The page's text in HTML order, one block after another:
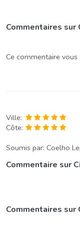
Commentaires sur
Ce commentaire
Ville:
Côte:
Soumis par: Coelho
Commentaire sur
Commentaires sur